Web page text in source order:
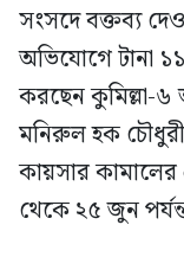
সংসদে বক্তব্য
অভিযোগে টানা
করছেন কুমিল্লা-
মনিরুল হক
কায়সার কামালের
থেকে ২৫ জুন